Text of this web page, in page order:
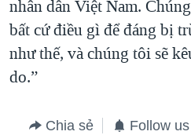
nhân dân Việt Nam.
bất cứ điều gì để đáng bị
như thế, và chúng tôi sẽ
do.”
Chia sẻ Follow us